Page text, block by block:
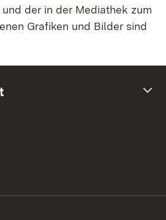
der in der Mediathek zum
Grafiken und Bilder sind